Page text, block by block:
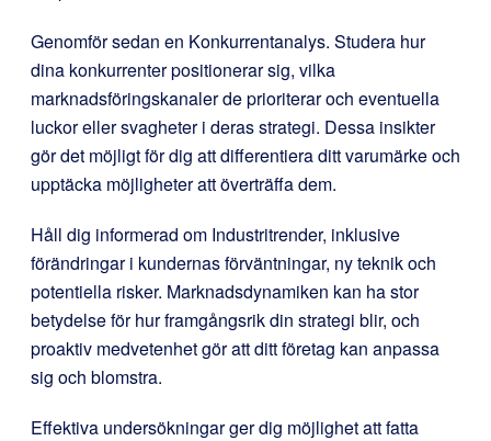
Genomför sedan en Konkurrentanalys. Studera hur
dina konkurrenter positionerar sig, vilka
marknadsföringskanaler de prioriterar och eventuella
luckor eller svagheter i deras strategi. Dessa insikter
gör det möjligt för dig att differentiera ditt varumärke och
upptäcka möjligheter att överträffa dem.
Håll dig informerad om Industritrender, inklusive
förändringar i kundernas förväntningar, ny teknik och
potentiella risker. Marknadsdynamiken kan ha stor
betydelse för hur framgångsrik din strategi blir, och
proaktiv medvetenhet gör att ditt företag kan anpassa
sig och blomstra.
Effektiva undersökningar ger dig möjlighet att fatta